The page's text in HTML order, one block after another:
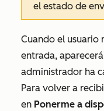
el estado de
Cuando el usuario
entrada,
administrador ha
Para volver a
en Ponerme a